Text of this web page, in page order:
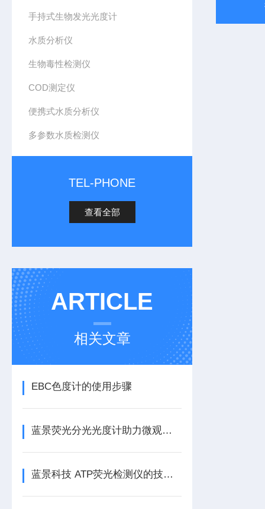
手持式生物发光光度计
水质分析仪
生物毒性检测仪
COD测定仪
便携式水质分析仪
多参数水质检测仪
TEL-PHONE
查看全部
ARTICLE
相关文章
EBC色度计的使用步骤
蓝景荧光分光光度计助力微观检测技术突破
蓝景科技 ATP荧光检测仪的技术亮点解析｜为何它能成为卫生检测新宠？